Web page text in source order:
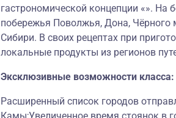
гастрономической концепции «». На
побережья Поволжья, Дона, Чёрного
Сибири. В своих рецептах при
локальные продукты из регионов
Эксклюзивные возможности класса:
Расширенный список городов